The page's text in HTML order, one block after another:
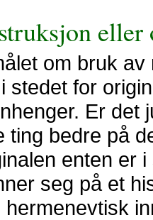
om bruk
stedet for
Er det
ting bedre på
enten er
seg på et
hermenevtisk